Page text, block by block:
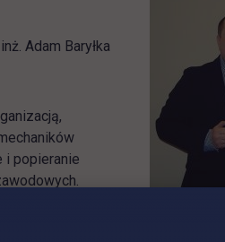
Adam Baryłka
i popieranie